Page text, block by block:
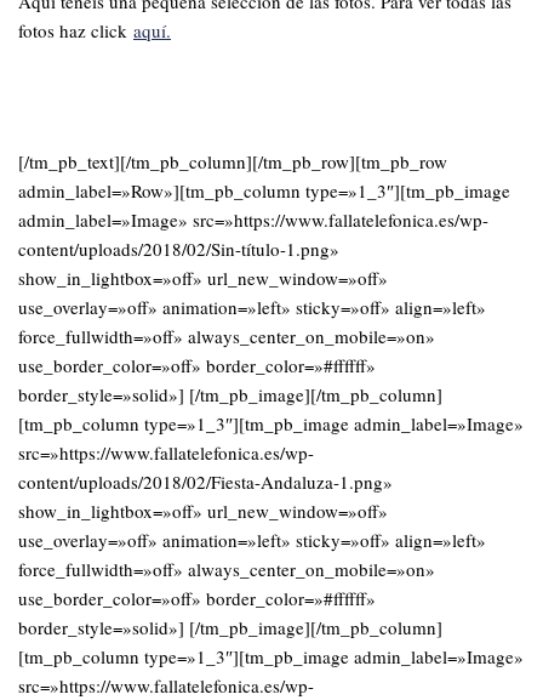
fotos haz click aquí.
[/tm_pb_text][/tm_pb_column][/tm_pb_row][tm_pb_row
admin_label=»Row»][tm_pb_column type=»1_3″][tm_pb_image
admin_label=»Image» src=»https://www.fallatelefonica.es/wp-
content/uploads/2018/02/Sin-título-1.png»
show_in_lightbox=»off» url_new_window=»off»
use_overlay=»off» animation=»left» sticky=»off» align=»left»
force_fullwidth=»off» always_center_on_mobile=»on»
use_border_color=»off» border_color=»#ffffff»
border_style=»solid»] [/tm_pb_image][/tm_pb_column]
[tm_pb_column type=»1_3″][tm_pb_image admin_label=»Image»
src=»https://www.fallatelefonica.es/wp-
content/uploads/2018/02/Fiesta-Andaluza-1.png»
show_in_lightbox=»off» url_new_window=»off»
use_overlay=»off» animation=»left» sticky=»off» align=»left»
force_fullwidth=»off» always_center_on_mobile=»on»
use_border_color=»off» border_color=»#ffffff»
border_style=»solid»] [/tm_pb_image][/tm_pb_column]
[tm_pb_column type=»1_3″][tm_pb_image admin_label=»Image»
src=»https://www.fallatelefonica.es/wp-